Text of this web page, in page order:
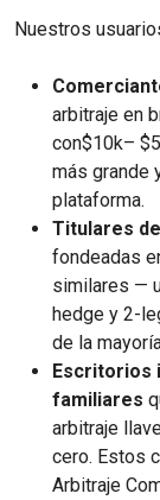
Nuestros
arbitraje en
con$10k–
más grande
plataforma.
Titulares
fondeadas
similares —
hedge y 2-
de la
Escritorios
familiares
arbitraje
cero. Estos
Arbitraje